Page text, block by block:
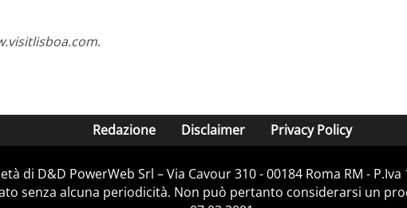
.
Redazione Disclaimer Privacy Policy
di D&D PowerWeb Srl – Via Cavour 310 - 00184 Roma RM -
senza alcuna periodicità. Non può pertanto considerarsi un